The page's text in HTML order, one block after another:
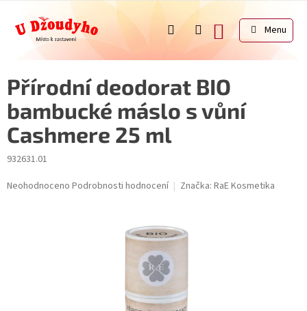
obsah
NÁKUPNÍ
KOŠÍK
Přírodní deodorat BIO
bambucké máslo s vůní
Cashmere 25 ml
932631.01
Průměrné
Neohodnoceno Podrobnosti hodnocení Značka: RaE Kosmetika